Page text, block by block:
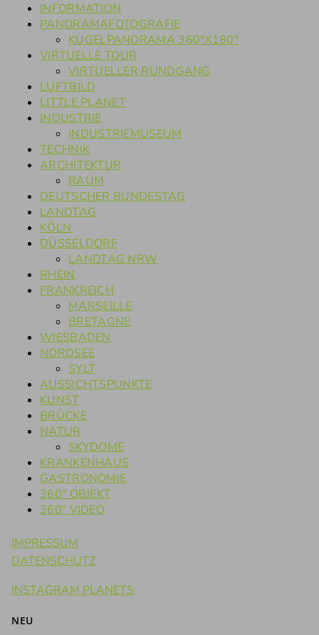
INFORMATION
PANORAMAFOTOGRAFIE
KUGELPANORAMA 360°X180°
VIRTUELLE TOUR
VIRTUELLER RUNDGANG
LUFTBILD
LITTLE PLANET
INDUSTRIE
INDUSTRIEMUSEUM
TECHNIK
ARCHITEKTUR
RAUM
DEUTSCHER BUNDESTAG
LANDTAG
KÖLN
DÜSSELDORF
LANDTAG NRW
RHEIN
FRANKREICH
MARSEILLE
BRETAGNE
WIESBADEN
NORDSEE
SYLT
AUSSICHTSPUNKTE
KUNST
BRÜCKE
NATUR
SKYDOME
KRANKENHAUS
GASTRONOMIE
360° OBJEKT
360° VIDEO
IMPRESSUM
DATENSCHUTZ
INSTAGRAM PLANETS
NEU